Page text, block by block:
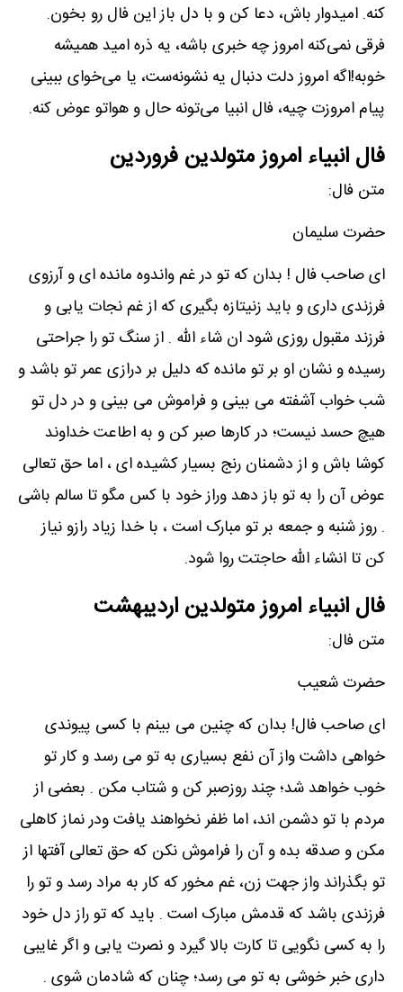
کنه. امیدوار باش، دعا کن و با دل باز این فال رو بخون.
فرقی نمی‌کنه امروز چه خبری باشه، یه ذره امید همیشه
خوبه!اگه امروز دلت دنبال یه نشونه‌ست، یا می‌خوای ببینی
پیام امروزت چیه، فال انبیا می‌تونه حال و هواتو عوض کنه.
فال انبیاء امروز متولدین فروردین
متن فال:
حضرت سلیمان
ای صاحب فال ! بدان که تو در غم واندوه مانده ای و آرزوی
فرزندی داری و باید زنیتازه بگیری که از غم نجات یابی و
فرزند مقبول روزی شود ان شاء الله . از سنگ تو را جراحتی
رسیده و نشان او بر تو مانده که دلیل بر درازی عمر تو باشد و
شب خواب آشفته می بینی و فراموش می بینی و در دل تو
هیچ حسد نیست؛ در کارها صبر کن و به اطاعت خداوند
کوشا باش و از دشمنان رنج بسیار کشیده ای ، اما حق تعالی
عوض آن را به تو باز دهد وراز خود با کس مگو تا سالم باشی
. روز شنبه و جمعه بر تو مبارک است ، با خدا زیاد رازو نیاز
کن تا انشاء الله حاجتت روا شود.
فال انبیاء امروز متولدین اردیبهشت
متن فال:
حضرت شعیب
ای صاحب فال! بدان که چنین می بینم با کسی پیوندی
خواهی داشت واز آن نفع بسیاری به تو می رسد و کار تو
خوب خواهد شد؛ چند روزصبر کن و شتاب مکن . بعضی از
مردم با تو دشمن اند، اما ظفر نخواهند یافت ودر نماز کاهلی
مکن و صدقه بده و آن را فراموش نکن که حق تعالی آفتها از
تو بگذراند واز جهت زن، غم مخور که کار به مراد رسد و تو را
فرزندی باشد که قدمش مبارک است . باید که تو راز دل خود
را به کسی نگویی تا کارت بالا گیرد و نصرت یابی و اگر غایبی
داری خبر خوشی به تو می رسد؛ چنان که شادمان شوی .